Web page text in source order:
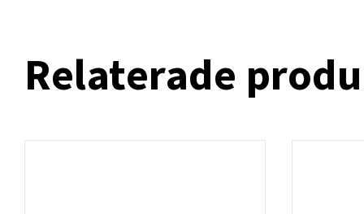
Relaterade